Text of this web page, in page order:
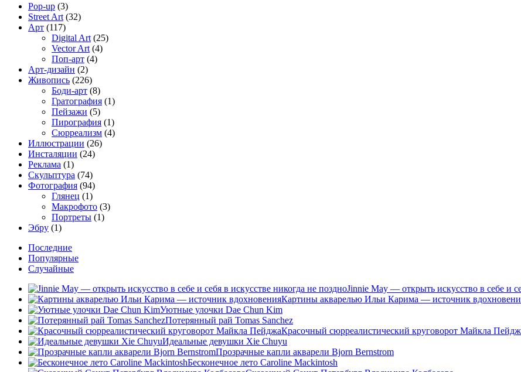
Pop-up (3)
Street Art (32)
Арт (117)
Digital Art (25)
Vector Art (4)
Поп-арт (4)
Арт-дизайн (2)
Живопись (226)
Боди-арт (8)
Гратография (1)
Пейзажи (5)
Пирография (1)
Сюрреализм (4)
Иллюстрации (26)
Инсталяции (24)
Реклама (1)
Скульптура (74)
Фотография (94)
Глянец (1)
Макрофото (3)
Портреты (1)
Эбру (1)
Последние
Популярные
Случайные
Jinnie May — открыть искусство в себе и
Картины акварелью Ильи Карима — источник
Уютные улочки Dae Chun Kim
Потерянный рай Tomas Sanchez
Красочный сюрреалистический круговорот Майкла
Идеальные девушки Xie Chuyu
Прозрачные капли акварели Bjorn Bernstrom
Бесконечное лето Caroline Mackintosh